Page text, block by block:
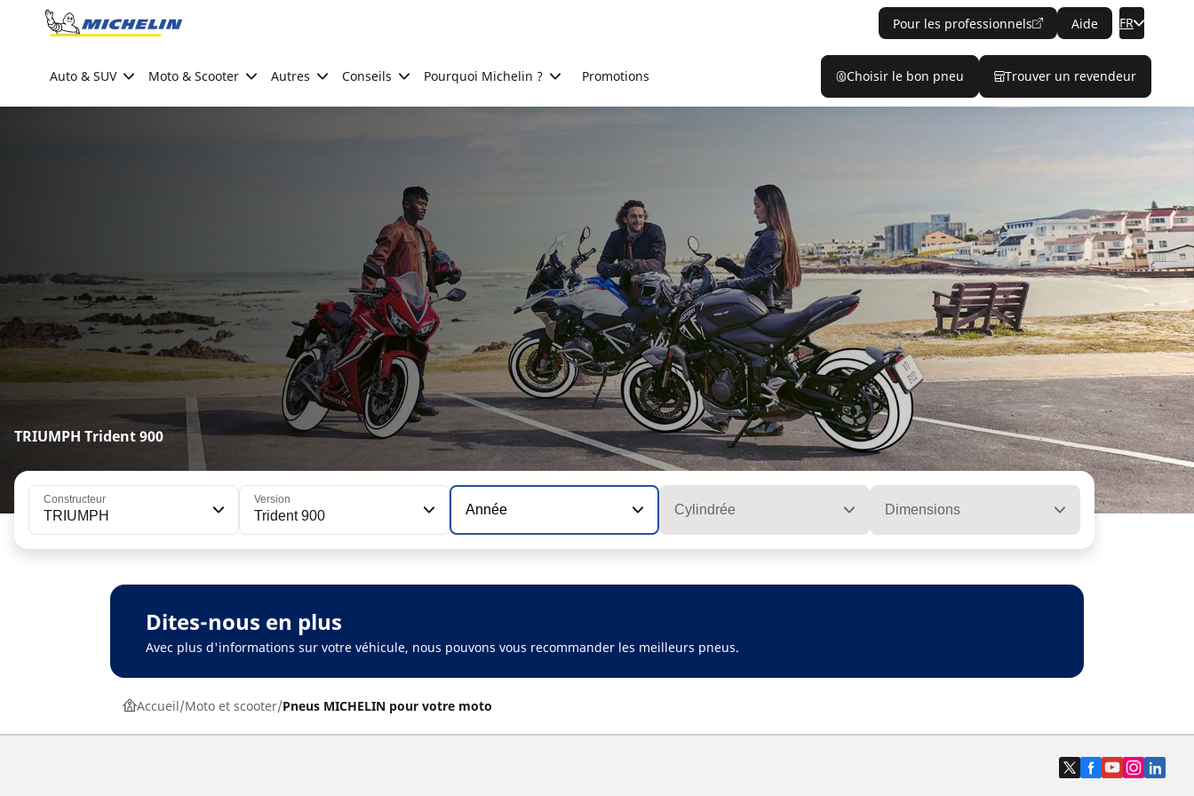
Go to page content
Pour les professionnels Aide FR
Auto & SUV Moto & Scooter Autres Conseils Pourquoi Michelin ? Promotions Choisir le bon pneu Trouver un revendeur
TRIUMPH Trident 900
Constructeur
TRIUMPH
Version
Trident 900 Année Cylindrée Dimensions
Dites-nous en plus
Avec plus d'informations sur votre véhicule, nous pouvons vous recommander les meilleurs pneus.
Accueil Moto et scooter Pneus MICHELIN pour votre moto